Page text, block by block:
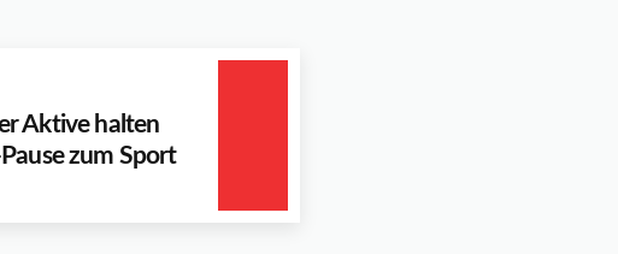
Aktive halten
zum Sport